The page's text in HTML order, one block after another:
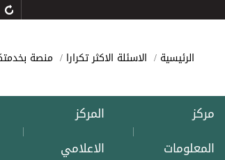
الرئيسية الاسئلة الاكثر تكرارا منصة
مركز
المعلومات
|
المركز
الاعلامي
|